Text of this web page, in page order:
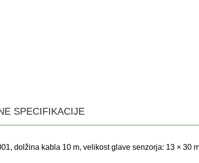
SPECIFIKACIJE
dolžina kabla 10 m, velikost glave senzorja: 13 × 30